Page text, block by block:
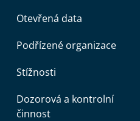
Otevřená data
Podřízené organizace
Stížnosti
Dozorová a kontrolní
činnost